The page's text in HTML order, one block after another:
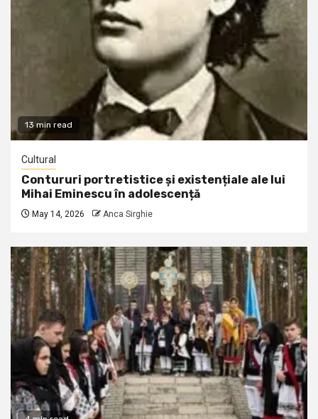
13 min read
Cultural
Contururi portretistice și existențiale ale lui
Mihai Eminescu în adolescență
May 14, 2026 Anca Sirghie